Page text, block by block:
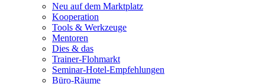
Neu auf dem Marktplatz
Kooperation
Tools & Werkzeuge
Mentoren
Dies & das
Trainer-Flohmarkt
Seminar-Hotel-Empfehlungen
Büro-Räume